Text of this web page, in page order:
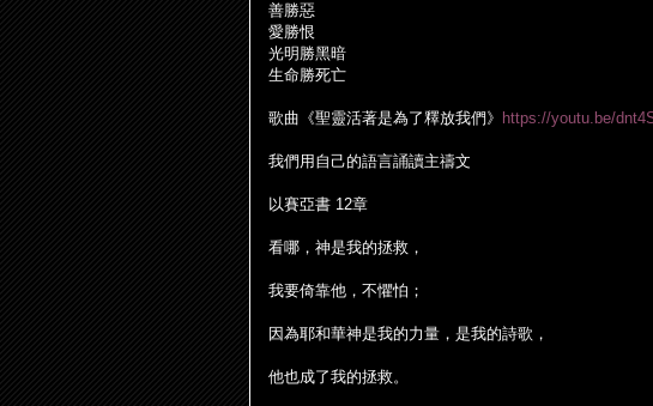
善勝惡
愛勝恨
光明勝黑暗
生命勝死亡
歌曲《聖靈活著是為了釋放我們》 https://youtu.be/
我們用自己的語言誦讀主禱文
以賽亞書 12章
看哪，神是我的拯救，
我要倚靠他，不懼怕；
因為耶和華神是我的力量，是我的詩歌，
他也成了我的拯救。